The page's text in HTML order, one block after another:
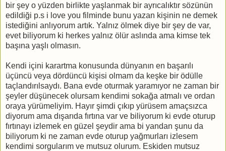
bir şey o yüzden birlikte yaşlanmak bir ayrıcalıktır sözünün
edildiği p.s i love you filminde bunu yazan kişinin ne demek
istediğini anlıyorum artık. Yalnız ölmek diye bir şey de var,
evet biliyorum ki herkes yalnız ölür aslında ama kimse tek
başına yaşlı olmasın.
Kendi içini karartma konusunda dünyanın en başarılı
üçüncü veya dördüncü kişisi olmam da keşke bir ödülle
taçlandırılsaydı. Bana evde oturmak yaramıyor ne zaman bir
şeyler düşünecek olursam kendimi sokağa atmalı ve ordan
oraya yürümeliyim. Hayır şimdi çıkıp yürüsem amaçsızca
diyorum ama dışarıda fırtına var ve biliyorum ki evde oturup
fırtınayı izlemek en güzel şeydir ama bi yandan şunu da
biliyorum ki ne zaman evde oturup yağmurları izlesem
kendimi sorgularım ve mutsuz olurum. Eskiden mutsuz